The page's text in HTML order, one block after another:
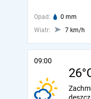
Opad: 0 mm
Wiatr:
7 km/h
09:00